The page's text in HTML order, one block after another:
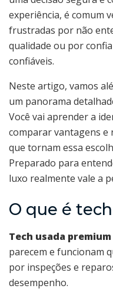
experiência, é comum
frustradas por não
qualidade ou por
confiáveis.
Neste artigo, vamos
um panorama
Você vai aprender a
comparar vantagens e
que tornam essa
Preparado para
luxo realmente vale a
O que é
Tech usada premium
parecem e funcionam
por inspeções e
desempenho.